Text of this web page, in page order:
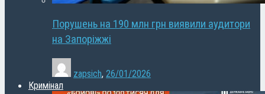
Порушень на 190 млн грн виявили аудитори
на Запоріжжі
zapsich, 26/01/2026
Кримінал